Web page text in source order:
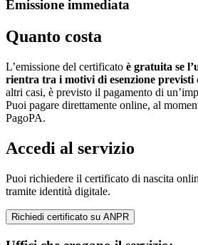
Emissione immediata
Quanto costa
L’emissione del certificato è gratuita se
rientra tra i motivi di esenzione previsti
altri casi, è previsto il pagamento di
Puoi pagare direttamente online, al
PagoPA.
Accedi al servizio
Puoi richiedere il certificato di nascita
tramite identità digitale.
Richiedi certificato su ANPR